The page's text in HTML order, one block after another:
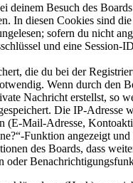
deinem Besuch des
In diesen Cookies sind
sofern du nicht
und eine Session-
die du bei der
Wenn durch den
Nachricht erstellst, so
Die IP-
(E-Mail-Adresse,
Funktion angezeigt und
des Boards, dass
oder